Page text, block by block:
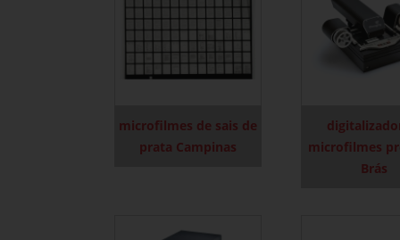
microfilmes de sais de
prata Campinas
microfilmes
Brás